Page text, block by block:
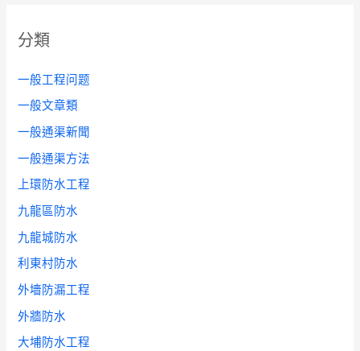
分類
一般工程问题
一般文章類
一般通渠新聞
一般通渠方法
上環防水工程
九龍區防水
九龍城防水
利東村防水
外墻防漏工程
外牆防水
大埔防水工程